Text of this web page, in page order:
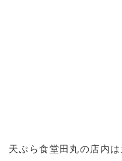
天ぷら食堂田丸の店内